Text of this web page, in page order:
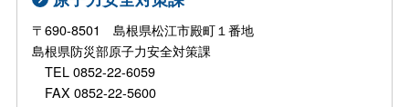
〒690-8501 島根県松江市殿町１番地
島根県防災部原子力安全対策課
TEL 0852-22-6059
FAX 0852-22-5600